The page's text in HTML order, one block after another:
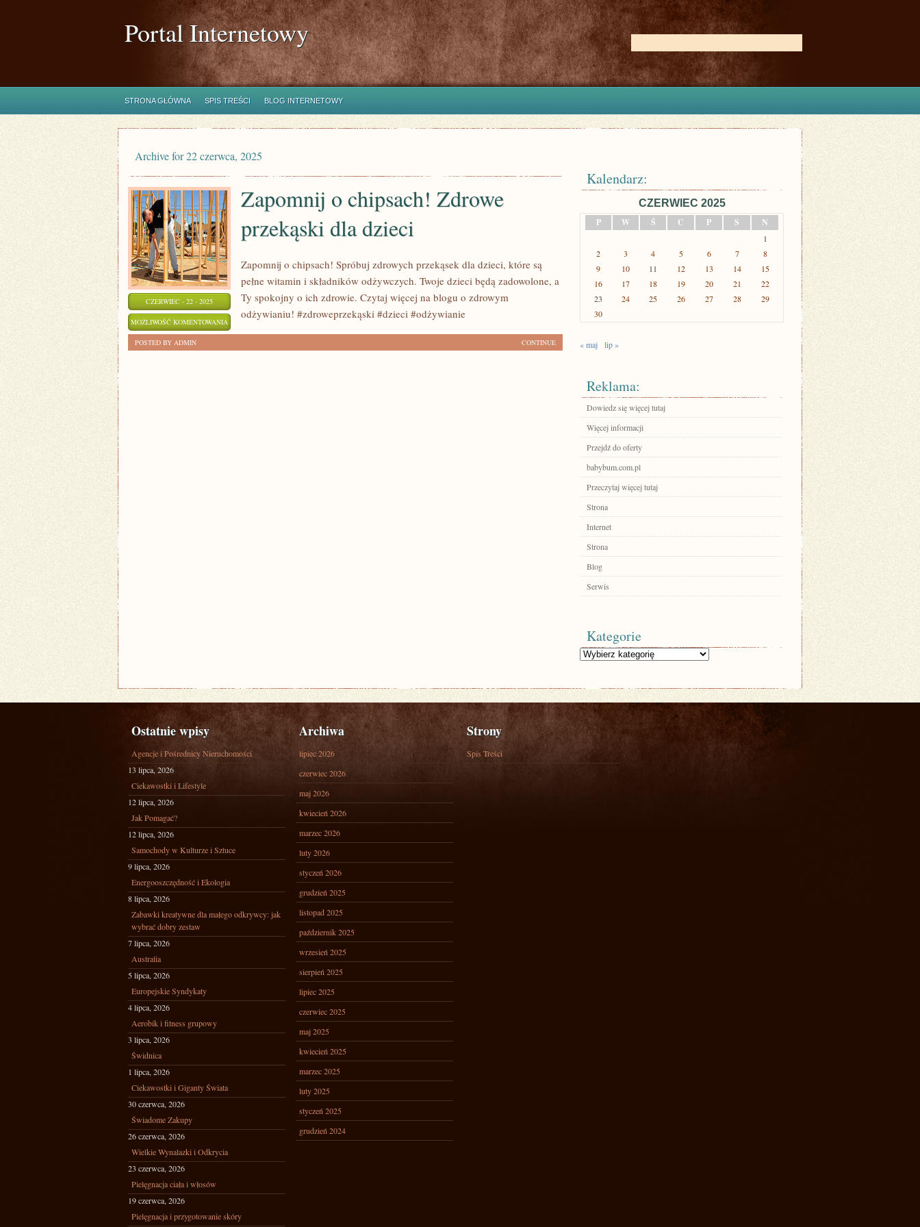
Portal Internetowy
STRONA GŁÓWNA SPIS TREŚCI BLOG INTERNETOWY
Archive for 22 czerwca, 2025
CZERWIEC - 22 - 2025
MOŻLIWOŚĆ KOMENTOWANIA ZAPOMNIJ
ZOSTAŁA WYŁĄCZONA
Zapomnij o chipsach! Zdrowe
przekąski dla dzieci
Zapomnij o chipsach! Spróbuj zdrowych przekąsek dla dzieci, które są
pełne witamin i składników odżywczych. Twoje dzieci będą zadowolone, a
Ty spokojny o ich zdrowie. Czytaj więcej na blogu o zdrowym
odżywianiu! #zdroweprzekąski #dzieci #odżywianie
CONTINUE
POSTED BY ADMIN
Kalendarz:
CZERWIEC 2025
P
W Ś C P S N
1
2
3 4 5 6 7
8
9
10 11 12 13 14
15
16
17 18 19 20 21
22
23
24 25 26 27 28
29
30
« maj lip »
Reklama:
Dowiedz się więcej tutaj
Więcej informacji
Przejdź do oferty
babybum.com.pl
Przeczytaj więcej tutaj
Strona
Internet
Strona
Blog
Serwis
Kategorie
Kategorie
Ostatnie wpisy
Agencje i Pośrednicy Nieruchomości
13 lipca, 2026
Ciekawostki i Lifestyle
12 lipca, 2026
Jak Pomagać?
12 lipca, 2026
Samochody w Kulturze i Sztuce
9 lipca, 2026
Energooszczędność i Ekologia
8 lipca, 2026
Zabawki kreatywne dla małego odkrywcy: jak
wybrać dobry zestaw
7 lipca, 2026
Australia
5 lipca, 2026
Europejskie Syndykaty
4 lipca, 2026
Aerobik i fitness grupowy
3 lipca, 2026
Świdnica
1 lipca, 2026
Ciekawostki i Giganty Świata
30 czerwca, 2026
Świadome Zakupy
26 czerwca, 2026
Wielkie Wynalazki i Odkrycia
23 czerwca, 2026
Pielęgnacja ciała i włosów
19 czerwca, 2026
Pielęgnacja i przygotowanie skóry
Archiwa
lipiec 2026
czerwiec 2026
maj 2026
kwiecień 2026
marzec 2026
luty 2026
styczeń 2026
grudzień 2025
listopad 2025
październik 2025
wrzesień 2025
sierpień 2025
lipiec 2025
czerwiec 2025
maj 2025
kwiecień 2025
marzec 2025
luty 2025
styczeń 2025
grudzień 2024
Strony
Spis Treści